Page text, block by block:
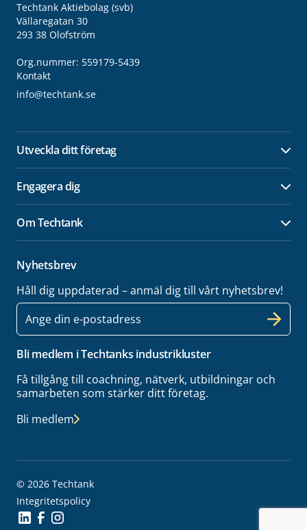
Techtank Aktiebolag (svb)
Vällaregatan 30
293 38 Olofström
Org.nummer: 559179-5439
Kontakt
info@techtank.se
Utveckla ditt företag
Engagera dig
Om Techtank
Nyhetsbrev
Håll dig uppdaterad – anmäl dig till vårt nyhetsbrev!
E-
post
Bli medlem i Techtanks industrikluster
Få tillgång till coachning, nätverk, utbildningar och
samarbeten som stärker ditt företag.
Bli medlem
© 2026 Techtank
Integritetspolicy
Social Icon
Social Icon
Social Icon